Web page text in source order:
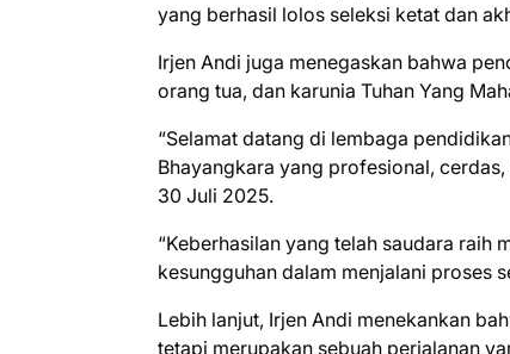
yang berhasil lolos seleksi ketat dan
Irjen Andi juga menegaskan bahwa
orang tua, dan karunia Tuhan Yang
“Selamat datang di lembaga
Bhayangkara yang profesional,
30 Juli 2025.
“Keberhasilan yang telah saudara raih
kesungguhan dalam menjalani proses
Lebih lanjut, Irjen Andi menekankan
tetapi merupakan sebuah perjalanan